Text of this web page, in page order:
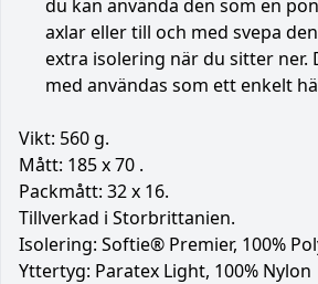
du kan använda den som en
axlar eller till och med svepa
extra isolering när du sitter ner.
med användas som ett enkelt
Vikt: 560 g.
Mått: 185 x 70 .
Packmått: 32 x 16.
Tillverkad i Storbrittanien.
Isolering: Softie® Premier, 100%
Yttertyg: Paratex Light, 100% Nylon